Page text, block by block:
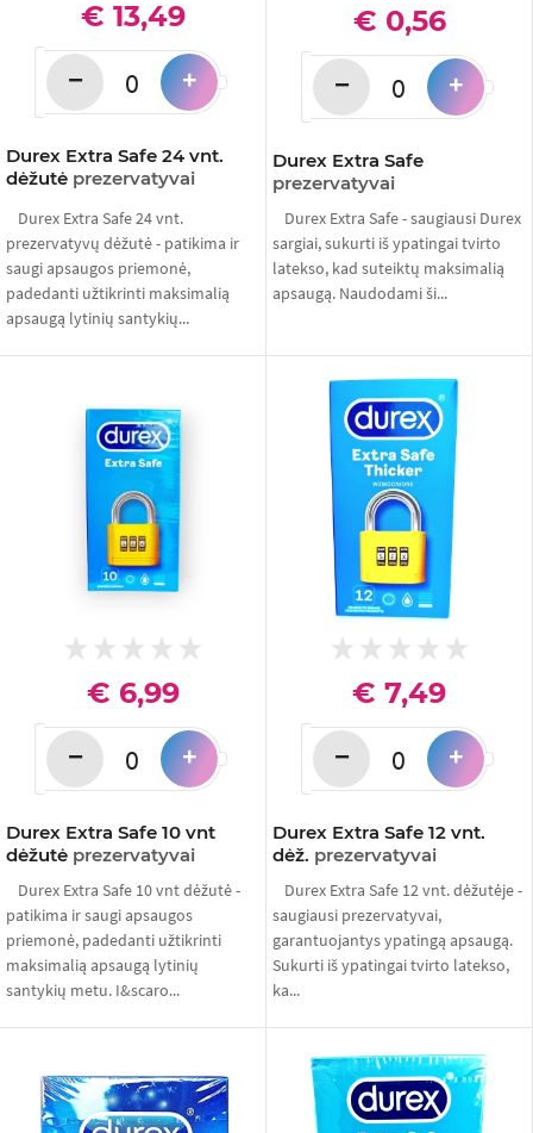
Durex Extra Safe 24 vnt.
dėžutė prezervatyvai
€ 13,49
− +
Durex Extra Safe 24 vnt.
prezervatyvų dėžutė - patikima ir
saugi apsaugos priemonė,
padedanti užtikrinti maksimalią
apsaugą lytinių santykių...
Durex Extra Safe
prezervatyvai
€ 0,56
− +
Durex Extra Safe - saugiausi Durex
sargiai, sukurti iš ypatingai tvirto
latekso, kad suteiktų maksimalią
apsaugą. Naudodami ši...
Durex Extra Safe 10 vnt
dėžutė prezervatyvai
€ 6,99
− +
Durex Extra Safe 10 vnt dėžutė -
patikima ir saugi apsaugos
priemonė, padedanti užtikrinti
maksimalią apsaugą lytinių
santykių metu. I&scaro...
Durex Extra Safe 12 vnt.
dėž. prezervatyvai
€ 7,49
− +
Durex Extra Safe 12 vnt. dėžutėje -
saugiausi prezervatyvai,
garantuojantys ypatingą apsaugą.
Sukurti iš ypatingai tvirto latekso,
ka...